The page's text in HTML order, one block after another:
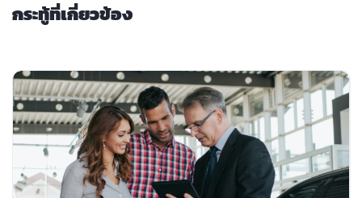
กระทู้ที่เกี่ยวข้อง